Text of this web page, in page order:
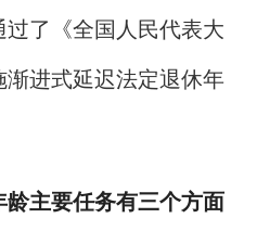
了《全国人民代表大
进式延迟法定退休年
主要任务有三个方面